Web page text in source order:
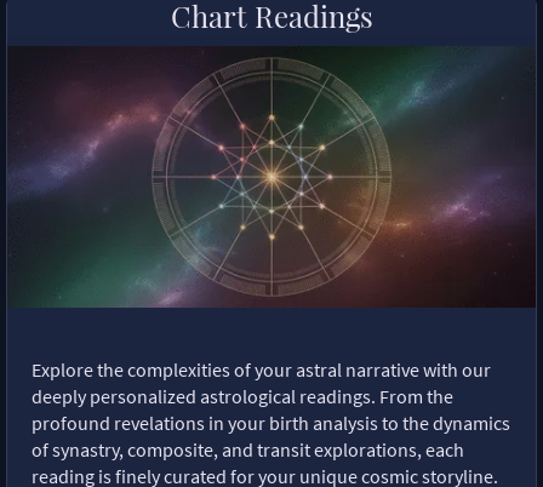
Chart Readings
Explore the complexities of your astral narrative with our
deeply personalized astrological readings. From the
profound revelations in your birth analysis to the dynamics
of synastry, composite, and transit explorations, each
reading is finely curated for your unique cosmic storyline.